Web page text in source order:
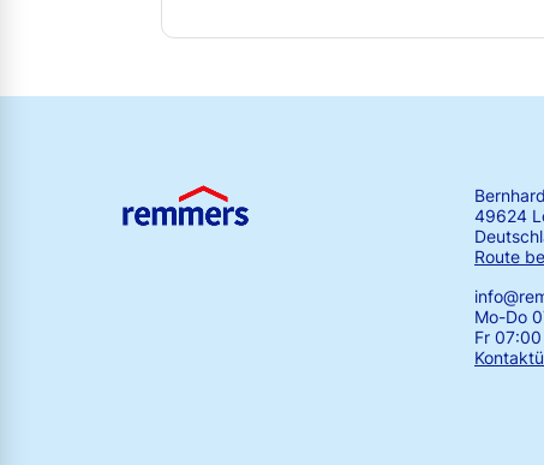
49624
Route
Mo-Do
Fr